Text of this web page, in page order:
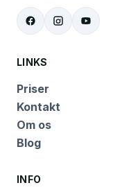
LINKS
Priser
Kontakt
Om os
Blog
INFO